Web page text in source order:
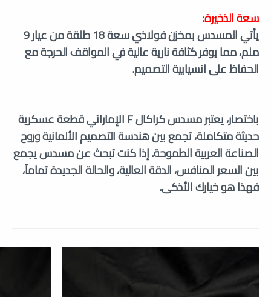
سعة الذخيرة:
يأتي المسدس بمخزن فولاذي سعة 18 طلقة من عيار 9
ملم، مما يوفر كثافة نارية عالية في المواقف الحرجة مع
الحفاظ على انسيابية التصميم.
باختصار، يعتبر مسدس كراكال F الإماراتي قطعة عسكرية
حديثة متكاملة، تجمع بين هندسة التصميم الألمانية وروح
الصناعة العربية الطموحة. إذا كنت تبحث عن مسدس يجمع
بين السعر المنافس، الدقة العالية، والحالة الجديدة تماماً،
فهذا هو خيارك الأذكى.